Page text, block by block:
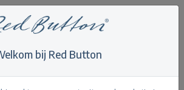
Caitlina Sidepatch midstone
bij Red Button